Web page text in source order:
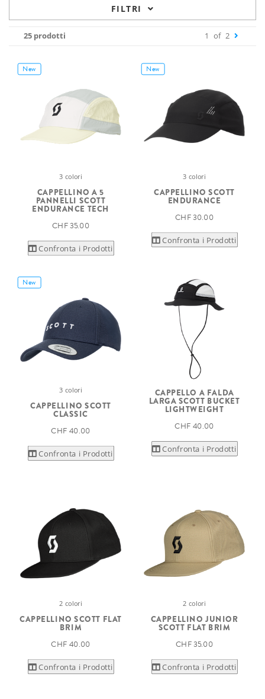
FILTRI
25 prodotti 1 of 2
New
3 colori
CAPPELLINO A 5
PANNELLI SCOTT
ENDURANCE TECH
CHF 35.00
Confronta i Prodotti
New
3 colori
CAPPELLINO SCOTT
ENDURANCE
CHF 30.00
Confronta i Prodotti
New
3 colori
CAPPELLINO SCOTT
CLASSIC
CHF 40.00
Confronta i Prodotti
CAPPELLO A FALDA
LARGA SCOTT BUCKET
LIGHTWEIGHT
CHF 40.00
Confronta i Prodotti
2 colori
CAPPELLINO SCOTT FLAT
BRIM
CHF 40.00
Confronta i Prodotti
2 colori
CAPPELLINO JUNIOR
SCOTT FLAT BRIM
CHF 35.00
Confronta i Prodotti